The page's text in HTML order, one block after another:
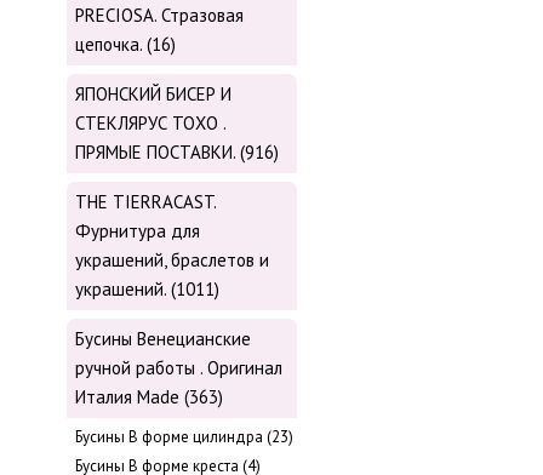
PRECIOSA. Стразовая
цепочка. (16)
ЯПОНСКИЙ БИСЕР И
СТЕКЛЯРУС TOХО .
ПРЯМЫЕ ПОСТАВКИ. (916)
THE TIERRACAST.
Фурнитура для
украшений, браслетов и
украшений. (1011)
Бусины Венецианские
ручной работы . Оригинал
Италия Made (363)
Буcины В форме цилиндра (23)
Бусины В форме креста (4)